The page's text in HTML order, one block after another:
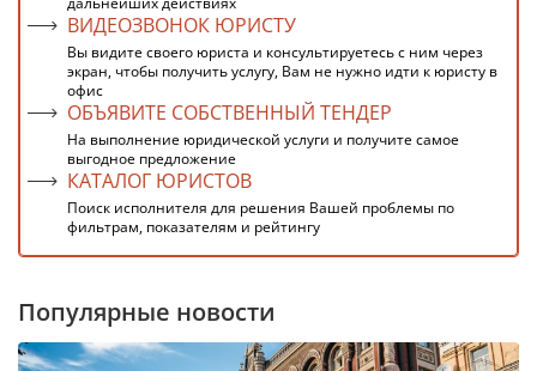
ВИДЕОЗВОНОК ЮРИСТУ
Вы видите своего юриста и консультируетесь с ним через
экран, чтобы получить услугу, Вам не нужно идти к юристу в
офис
ОБЪЯВИТЕ СОБСТВЕННЫЙ ТЕНДЕР
На выполнение юридической услуги и получите самое
выгодное предложение
КАТАЛОГ ЮРИСТОВ
Поиск исполнителя для решения Вашей проблемы по
фильтрам, показателям и рейтингу
Популярные новости